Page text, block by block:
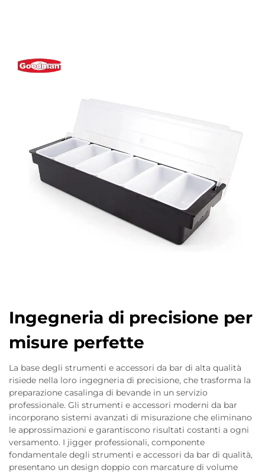
Ingegneria di precisione per
misure perfette
La base degli strumenti e accessori da bar di alta qualità
risiede nella loro ingegneria di precisione, che trasforma la
preparazione casalinga di bevande in un servizio
professionale. Gli strumenti e accessori moderni da bar
incorporano sistemi avanzati di misurazione che eliminano
le approssimazioni e garantiscono risultati costanti a ogni
versamento. I jigger professionali, componente
fondamentale degli strumenti e accessori da bar di qualità,
presentano un design doppio con marcature di volume